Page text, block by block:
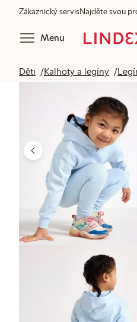
Zákaznický servisNajděte svou
Menu
Děti Kalhoty a legíny